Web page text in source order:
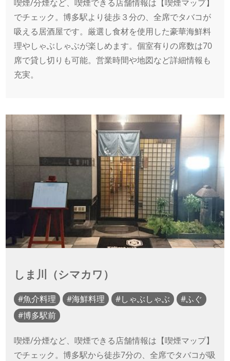
喫煙/分煙など、喫煙できる店舗情報は【喫煙マップ】
でチェック。博多駅より徒歩３分の、全席でタバコが
吸える居酒屋です。厳選し食材を使用した豪華海鮮料
理やしゃぶしゃぶが楽しめます。個室有りの席数は70
席で貸し切りも可能。営業時間や地図など詳細情報も
充実。
しま川（シマカワ）
魚介料理 海鮮料理 しゃぶしゃぶ
ふぐ
博多駅前
喫煙/分煙など、喫煙できる店舗情報は【喫煙マップ】
でチェック。博多駅から徒歩7分の、全席でタバコが吸